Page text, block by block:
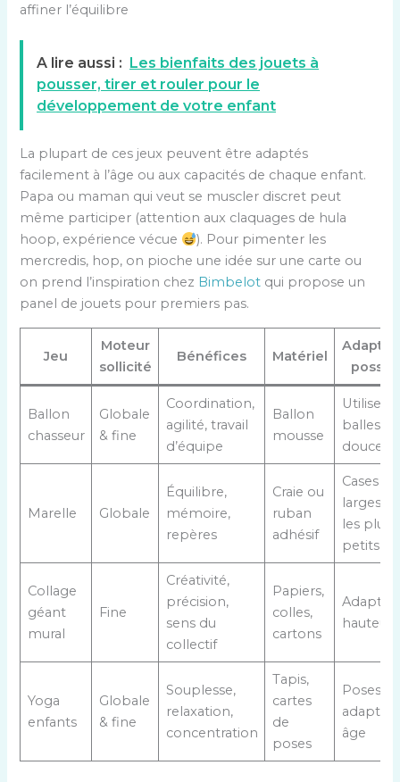
affiner l’équilibre
A lire aussi :
Les bienfaits des jouets à
pousser, tirer et rouler pour le
développement de votre enfant
La plupart de ces jeux peuvent être adaptés
facilement à l’âge ou aux capacités de chaque enfant.
Papa ou maman qui veut se muscler discret peut
même participer (attention aux claquages de hula
hoop, expérience vécue
). Pour pimenter les
mercredis, hop, on pioche une idée sur une carte ou
on prend l’inspiration chez Bimbelot qui propose un
panel de jouets pour premiers pas.
Jeu
Moteur
sollicité
Bénéfices Matériel
Ballon
chasseur
Globale
& fine
Coordination,
agilité, travail
d’équipe
Ballon
mousse
Utiliser
balles
douces
Marelle Globale
Équilibre,
mémoire,
repères
Craie ou
ruban
adhésif
Cases
larges
les plus
petits
Collage
géant
mural
Fine
Créativité,
précision,
sens du
collectif
Papiers,
colles,
cartons
Adapter
hauteur
Yoga
enfants
Globale
& fine
Souplesse,
relaxation,
concentration
Tapis,
cartes
de
poses
Poses
âge